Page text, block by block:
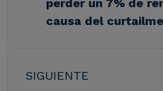
causa del
SIGUIENTE